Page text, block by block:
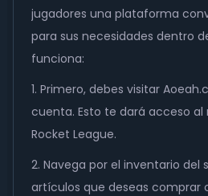
jugadores una plataforma
para sus necesidades dentro
funciona:
1. Primero, debes visitar
cuenta. Esto te dará acceso
Rocket League.
2. Navega por el inventario del
artículos que deseas comprar